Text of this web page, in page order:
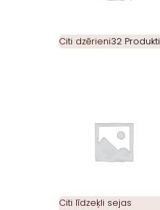
Citi dzērieni32 Produkti
Citi līdzeķli sejas